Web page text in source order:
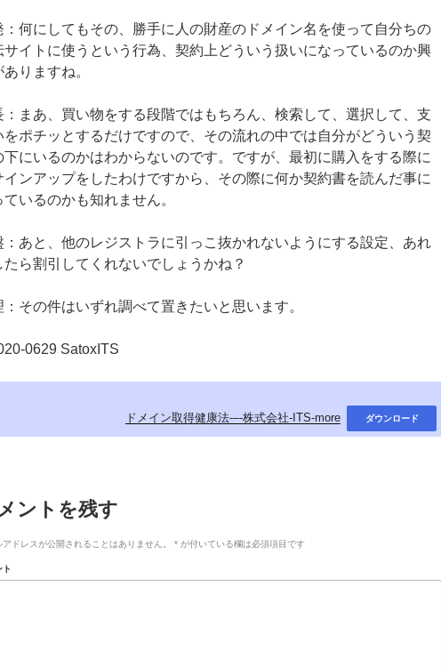
：何にしてもその、勝手に人の財産のドメイン名を使って自分ちの
サイトに使うという行為、契約上どういう扱いになっているのか興
ありますね。
：まあ、買い物をする段階ではもちろん、検索して、選択して、支
をポチッとするだけですので、その流れの中では自分がどういう契
下にいるのかはわからないのです。ですが、最初に購入をする際に
インアップをしたわけですから、その際に何か契約書を読んだ事に
ているのかも知れません。
：あと、他のレジストラに引っこ抜かれないようにする設定、あれ
たら割引してくれないでしょうかね？
：その件はいずれ調べて置きたいと思います。
0629 SatoxITS
ドメイン取得健康法-–-株式会社-ITS-more ダウンロード
ントを残す
アドレスが公開されることはありません。 * が付いている欄は必須項目です
ト